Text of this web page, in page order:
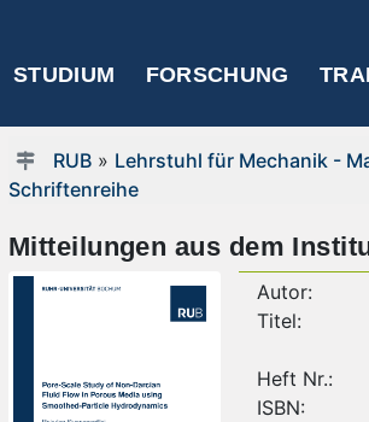
STUDIUM FORSCHUNG
RUB» Lehrstuhl für Mechanik -
Schriftenreihe
Mitteilungen aus dem
Autor:
Titel:
Heft Nr.:
ISBN: